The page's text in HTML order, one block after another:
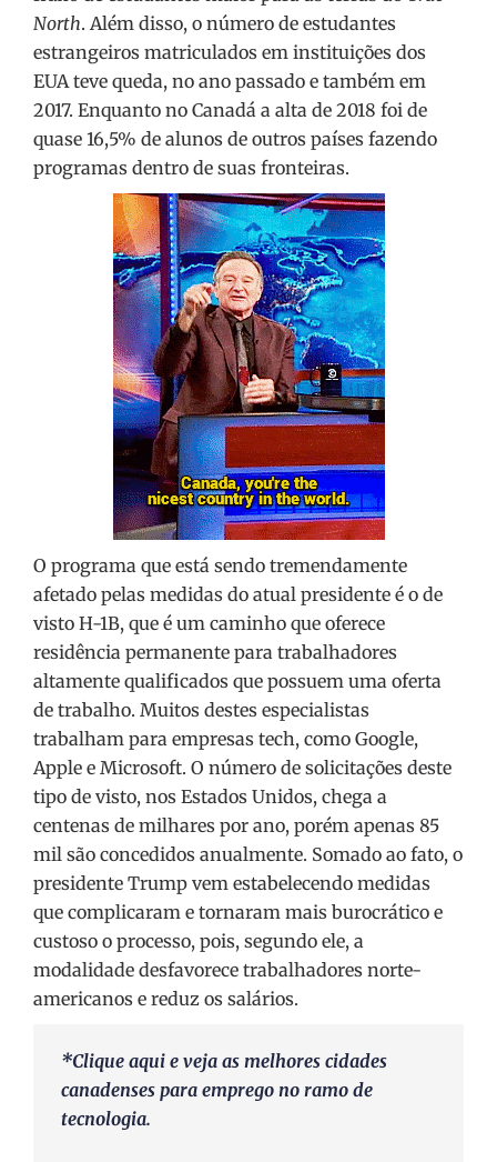
North. Além disso, o número de estudantes
estrangeiros matriculados em instituições dos
EUA teve queda, no ano passado e também em
2017. Enquanto no Canadá a alta de 2018 foi de
quase 16,5% de alunos de outros países fazendo
programas dentro de suas fronteiras.
O programa que está sendo tremendamente
afetado pelas medidas do atual presidente é o de
visto H-1B, que é um caminho que oferece
residência permanente para trabalhadores
altamente qualificados que possuem uma oferta
de trabalho. Muitos destes especialistas
trabalham para empresas tech, como Google,
Apple e Microsoft. O número de solicitações deste
tipo de visto, nos Estados Unidos, chega a
centenas de milhares por ano, porém apenas 85
mil são concedidos anualmente. Somado ao fato, o
presidente Trump vem estabelecendo medidas
que complicaram e tornaram mais burocrático e
custoso o processo, pois, segundo ele, a
modalidade desfavorece trabalhadores norte-
americanos e reduz os salários.
*Clique aqui e veja as melhores cidades
canadenses para emprego no ramo de
tecnologia.